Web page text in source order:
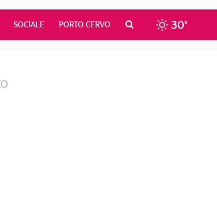
SOCIALE PORTO CERVO 30°